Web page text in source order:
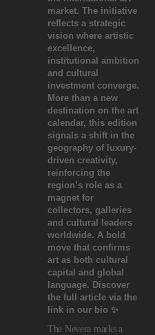
The Nevera marks a